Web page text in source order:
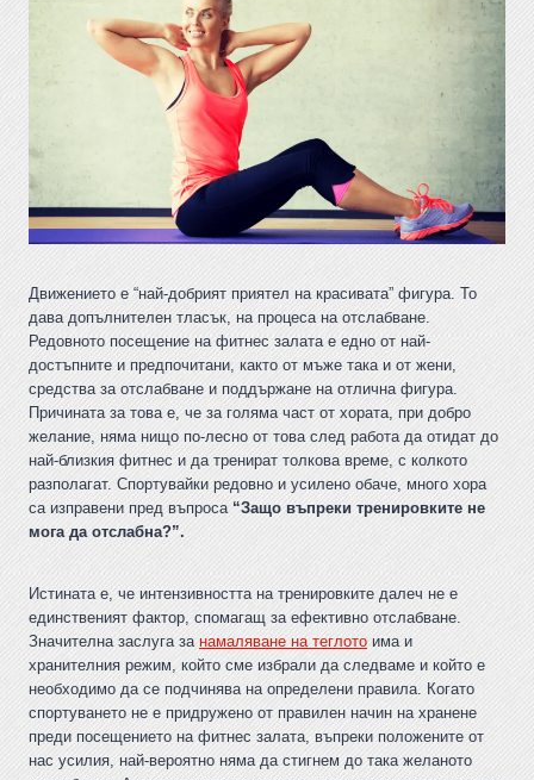
Движението е “най-добрият приятел на красивата” фигура. То
дава допълнителен тласък, на процеса на отслабване.
Редовното посещение на фитнес залата е едно от най-
достъпните и предпочитани, както от мъже така и от жени,
средства за отслабване и поддържане на отлична фигура.
Причината за това е, че за голяма част от хората, при добро
желание, няма нищо по-лесно от това след работа да отидат до
най-близкия фитнес и да тренират толкова време, с колкото
разполагат. Спортувайки редовно и усилено обаче, много хора
са изправени пред въпроса “Защо въпреки тренировките не
мога да отслабна?”.
Истината е, че интензивността на тренировките далеч не е
единственият фактор, спомагащ за ефективно отслабване.
Значителна заслуга за намаляване на теглото има и
хранителния режим, който сме избрали да следваме и който е
необходимо да се подчинява на определени правила. Когато
спортуването не е придружено от правилен начин на хранене
преди посещението на фитнес залата, въпреки положените от
нас усилия, най-вероятно няма да стигнем до така желаното